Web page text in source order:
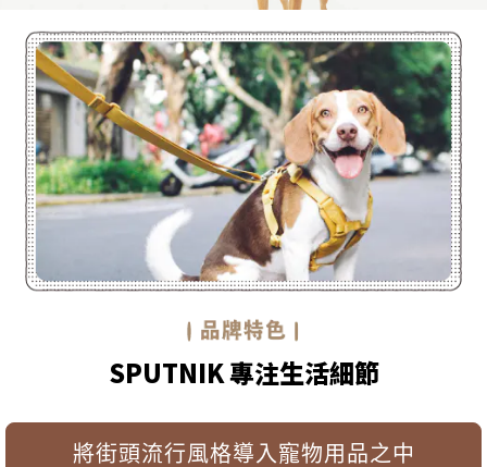
SPUTNIK 專注生活細節
將街頭流行風格導入寵物用品之中